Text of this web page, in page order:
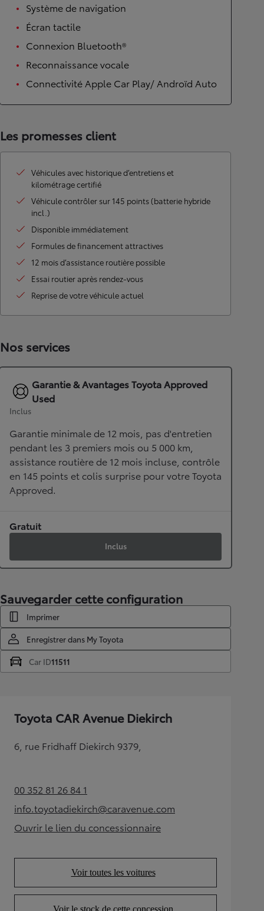
Système de navigation
Écran tactile
Connexion Bluetooth®
Reconnaissance vocale
Connectivité Apple Car Play/ Androïd Auto
Les promesses client
Véhicules avec historique d’entretiens et
kilométrage certifié
Véhicule contrôler sur 145 points (batterie hybride
incl.)
Disponible immédiatement
Formules de financement attractives
12 mois d’assistance routière possible
Essai routier après rendez-vous
Reprise de votre véhicule actuel
Nos services
Garantie & Avantages Toyota Approved
Used
Inclus
Garantie minimale de 12 mois, pas d'entretien
pendant les 3 premiers mois ou 5 000 km,
assistance routière de 12 mois incluse, contrôle
en 145 points et colis surprise pour votre Toyota
Approved.
Gratuit
Inclus
Sauvegarder cette configuration
Imprimer
Enregistrer dans My Toyota
Car ID11511
Toyota CAR Avenue Diekirch
6, rue Fridhaff Diekirch 9379,
00 352 81 26 84 1(Opens in new tab)
info.toyotadiekirch@caravenue.com
(Opens in new tab)
Ouvrir le lien du concessionnaire
(Opens in new tab)
Voir toutes les voitures
(Opens in new tab)
Voir le stock de cette concession